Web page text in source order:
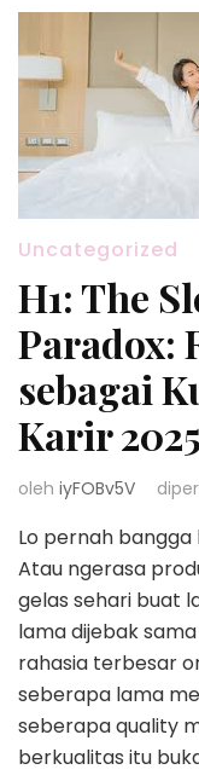
Uncategorized
H1: The
Paradox:
sebagai
Karir 2025
oleh iyFOBv5V
Lo pernah bangga
Atau ngerasa
gelas sehari buat
lama dijebak
rahasia terbesar
seberapa lama
seberapa quality
berkualitas itu